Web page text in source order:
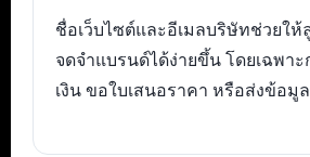
ชื่อเว็บไซต์และอีเมลบริษัทช่วยให้
จดจำแบรนด์ได้ง่ายขึ้น โดยเฉพา
เงิน ขอใบเสนอราคา หรือส่งข้อมู